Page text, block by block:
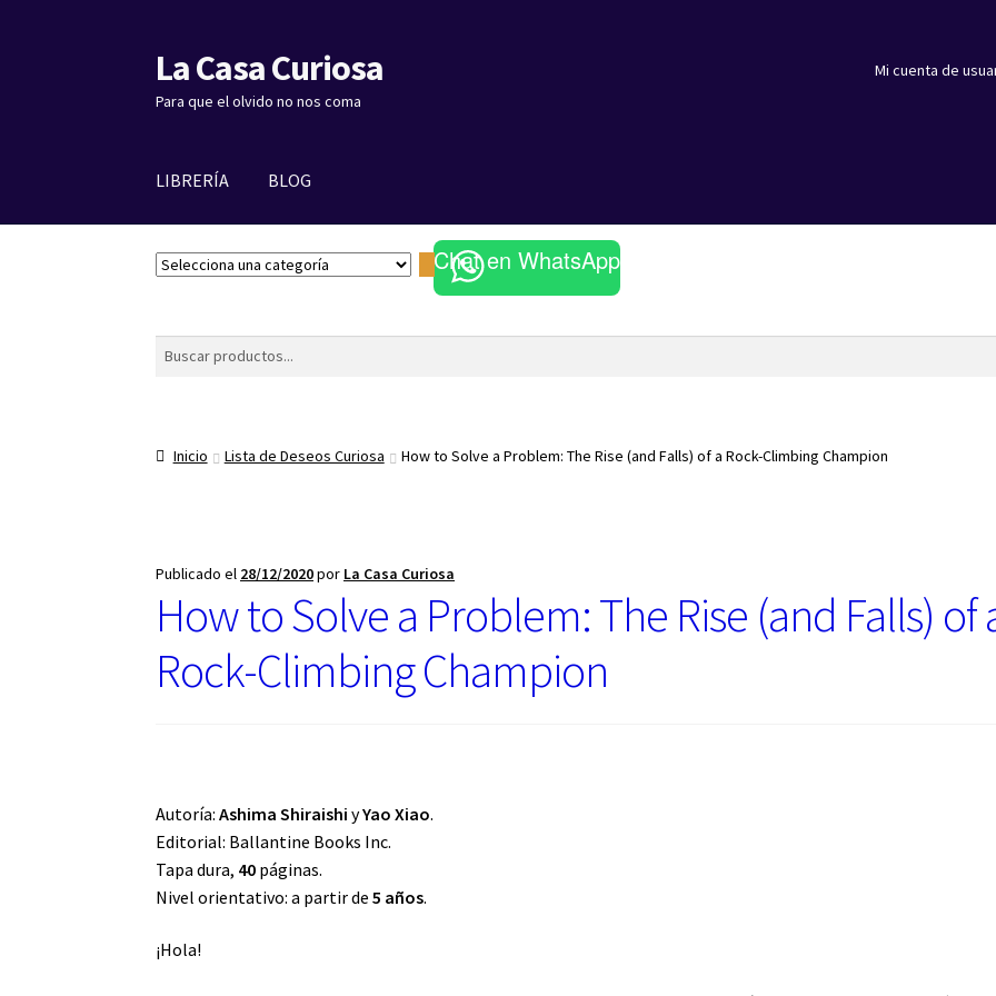
Ir
a
la
Ir
al
contenido
La Casa Curiosa
Para que el olvido no nos coma
Mi cuenta de
LIBRERÍA BLOG
S
e
n
c
a
t
e
g
Chat en WhatsApp
Buscar
Inicio Lista de Deseos Curiosa How to Solve a Problem: The Rise (and Falls) of a Rock-Climbing Champion
Publicado el 28/12/2020por La Casa Curiosa
How to Solve a Problem: The Rise (and Falls) of
Rock-Climbing Champion
Autoría:Ashima Shiraishi yYao Xiao.
Editorial: Ballantine Books Inc.
Tapa dura, 40 páginas.
Nivel orientativo: a partir de5 años.
¡Hola!